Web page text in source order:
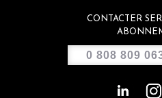
CONTACTER
0 808 809